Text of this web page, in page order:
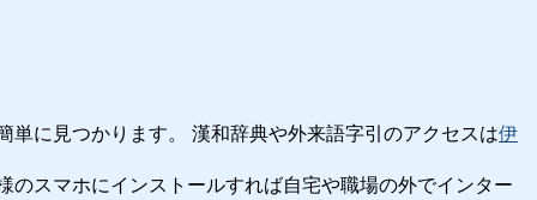
に見つかります。 漢和辞典や外来語字引のアクセスは伊
のスマホにインストールすれば自宅や職場の外でインター